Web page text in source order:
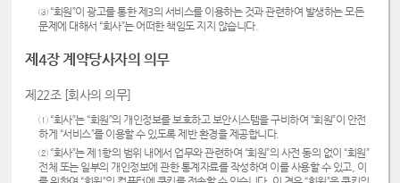
③ “회원”이 광고를 통한 제3의 서비스를 이용하는 것과 관련하여 발생하는 모든
문제에 대해서 “회사”는 어떠한 책임도 지지 않습니다.
제4장 계약당사자의 의무
제22조 [회사의 의무]
① “회사”는 “회원”의 개인정보를 보호하고 보안시스템을 구비하여 “회원”이 안전
하게 “서비스”를 이용할 수 있도록 제반 환경을 제공합니다.
② “회사”는 제1항의 범위 내에서 업무와 관련하여 “회원”의 사전 동의 없이 “회원”
전체 또는 일부의 개인정보에 관한 통계자료를 작성하여 이를 사용할 수 있고, 이